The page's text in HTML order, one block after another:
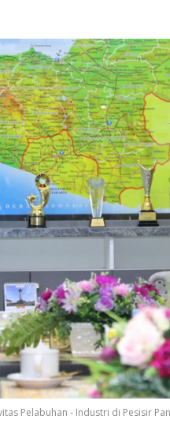
Pelabuhan - Industri di Pesisir